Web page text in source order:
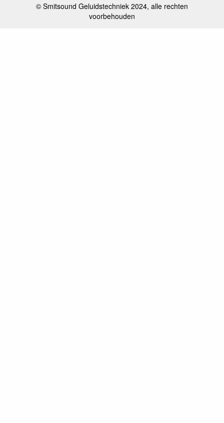
© Smitsound Geluidstechniek 2024, alle rechten
voorbehouden